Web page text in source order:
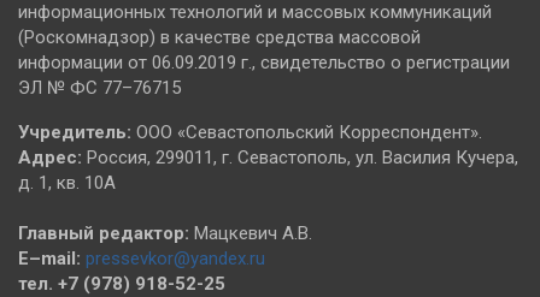
информационных технологий и массовых коммуникаций
(Роскомнадзор) в качестве средства массовой
информации от 06.09.2019 г., свидетельство о регистрации
ЭЛ № ФС 77–76715
Учредитель: ООО «Севастопольский Корреспондент».
Адрес: Россия, 299011, г. Севастополь, ул. Василия Кучера,
д. 1, кв. 10А
Главный редактор: Мацкевич А.В.
E–mail: pressevkor@yandex.ru
тел. +7 (978) 918-52-25